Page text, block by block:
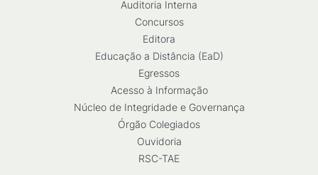
Auditoria Interna
Concursos
Editora
Educação a Distância (EaD)
Egressos
Acesso à Informação
Núcleo de Integridade e Governança
Órgão Colegiados
Ouvidoria
RSC-TAE